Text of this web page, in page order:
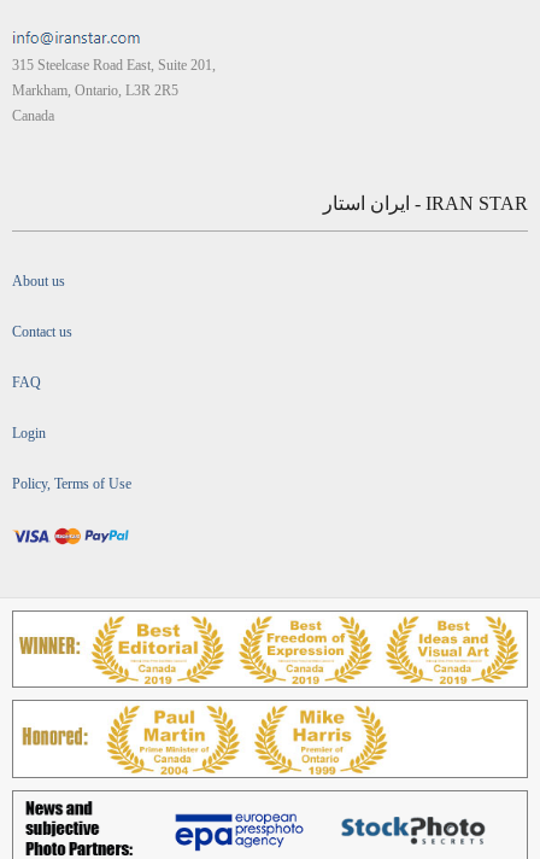
315 Steelcase Road East, Suite 201,
Markham, Ontario, L3R 2R5
Canada
IRAN STAR - ایران استار
About us
Contact us
FAQ
Login
Policy, Terms of Use